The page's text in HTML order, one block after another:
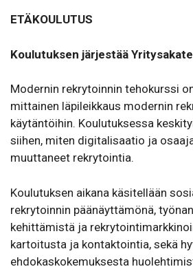
ETÄKOULUTUS
Koulutuksen järjestää
Modernin rekrytoinnin tehokurssi
mittainen läpileikkaus modernin
käytäntöihin. Koulutuksessa
siihen, miten digitalisaatio ja
muuttaneet rekrytointia.
Koulutuksen aikana käsitellään
rekrytoinnin päänäyttämönä,
kehittämistä ja
kartoitusta ja kontaktointia, sekä
ehdokaskokemuksesta